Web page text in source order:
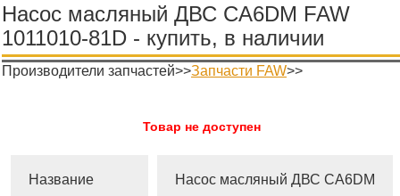
Насос масляный ДВС CA6DM FAW
1011010-81D - купить, в наличии
Производители запчастей>>Запчасти FAW>>
Товар не доступен
Название Насос масляный ДВС CA6DM